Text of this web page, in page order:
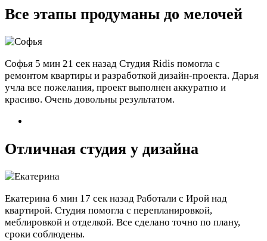
Все этапы продуманы до мелочей
Софья 5 мин 21 сек назад Студия Ridis помогла с
ремонтом квартиры и разработкой дизайн-проекта. Дарья
учла все пожелания, проект выполнен аккуратно и
красиво. Очень довольны результатом.
Отличная студия у дизайна
Екатерина 6 мин 17 сек назад Работали с Ирой над
квартирой. Студия помогла с перепланировкой,
меблировкой и отделкой. Все сделано точно по плану,
сроки соблюдены.